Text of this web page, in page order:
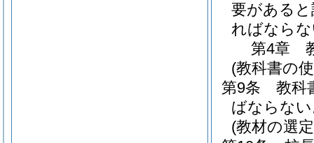
要がある
ればなら
第4章
(教科書の
第9条
教科
ばならな
(教材の選